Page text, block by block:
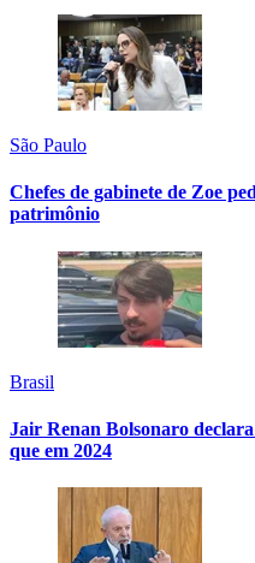
São Paulo
Chefes de gabinete de Zoe
patrimônio
Brasil
Jair Renan Bolsonaro
que em 2024